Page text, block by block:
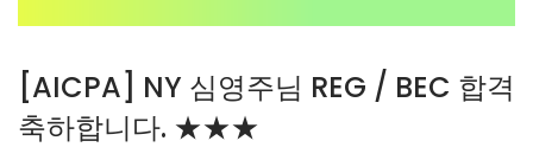
[AICPA] NY 심영주님 REG / BEC 합격
축하합니다. ★★★